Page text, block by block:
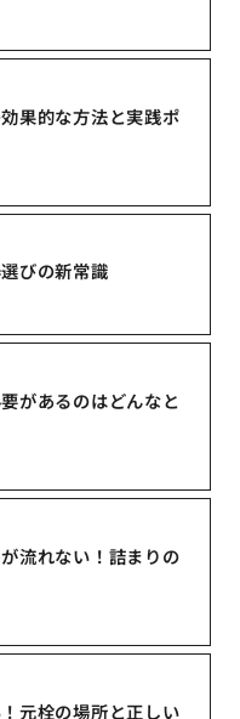
果的な方法と実践ポ
びの新常識
があるのはどんなと
流れない！詰まりの
元栓の場所と正しい